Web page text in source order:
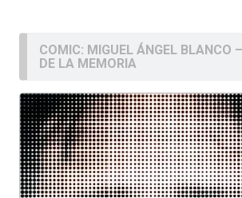
COMIC: MIGUEL ÁNGEL BLANCO
DE LA MEMORIA